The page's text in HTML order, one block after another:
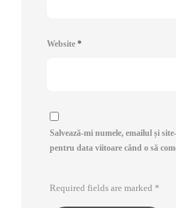
Website *
Salvează-mi numele, emailul și
pentru data viitoare când o să
Required fields are marked *